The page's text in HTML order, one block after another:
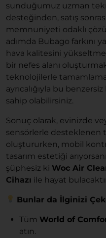
sunduğumuz uzman
desteğinden, satış
memnuniyeti odaklı
adımda Bubago farkını
hava kalitesini
bir nefes alanı
teknolojilerle
ayrıcalığıyla bu
sahip olabilirsiniz.
Sonuç olarak, evinizde
sensörlerle desteklenen
oluştururken, mobil
tasarım estetiği
şüphesiz ki Woc Air
Cihazı ile hayat
Bunlar da İlginizi
Tüm World of
atın.